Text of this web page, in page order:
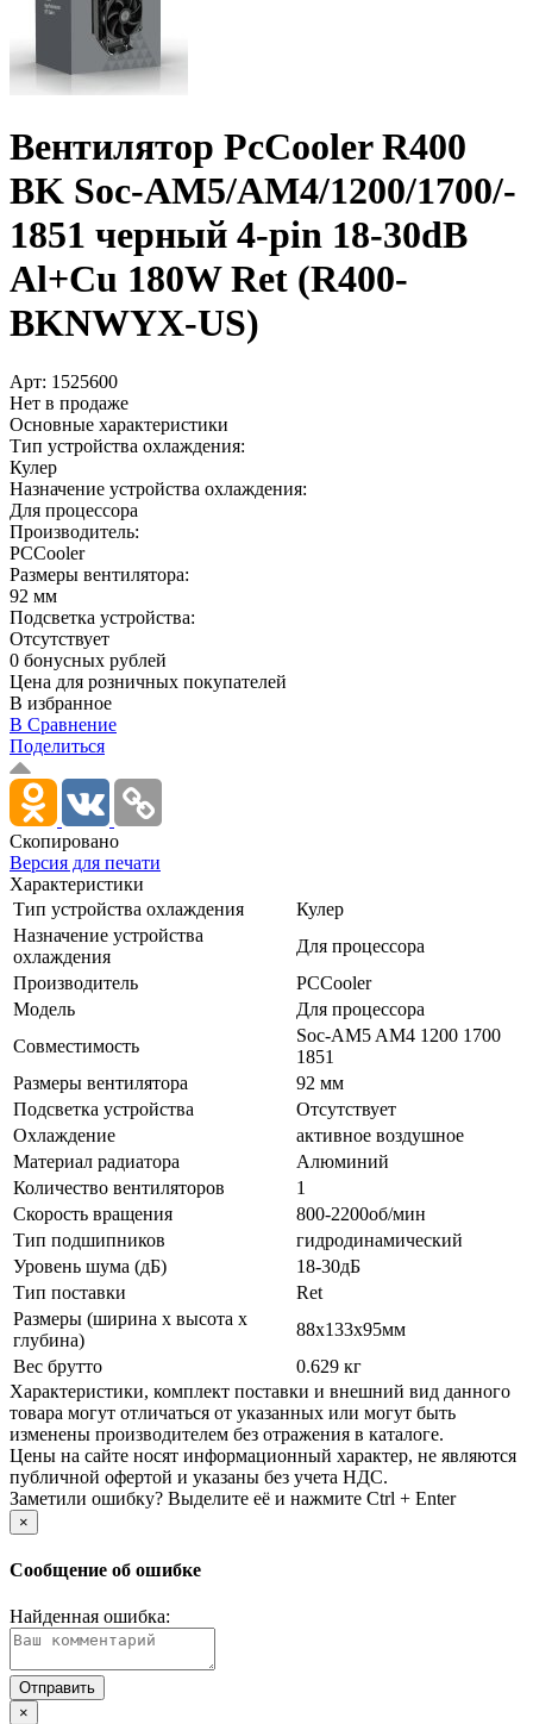
Вентилятор PcCooler R400
BK Soc-AM5/­AM4/­1200/­1700/­
1851 черный 4-pin 18-30dB
Al+­Cu 180W Ret (R400-
BKNWYX-US)
Арт: 1525600
Нет в продаже
Основные характеристики
Тип устройства охлаждения:
Кулер
Назначение устройства охлаждения:
Для процессора
Производитель:
PCCooler
Размеры вентилятора:
92 мм
Подсветка устройства:
Отсутствует
0 бонусных рублей
Цена для розничных покупателей
В избранное
В Сравнение
Поделиться
Скопировано
Версия для печати
Характеристики
Тип устройства охлаждения
Кулер
Назначение устройства
охлаждения
Для процессора
Производитель
PCCooler
Модель
Для процессора
Совместимость
Soc-AM5 AM4 1200 1700
1851
Размеры вентилятора
92 мм
Подсветка устройства
Отсутствует
Охлаждение
активное воздушное
Материал радиатора
Алюминий
Количество вентиляторов
1
Скорость вращения
800-2200об/­мин
Тип подшипников
гидродинамический
Уровень шума (дБ)
18-30дБ
Тип поставки
Ret
Размеры (ширина х высота х
глубина)
88x133x95мм
Вес брутто
0.629 кг
Xарактеристики, комплект поставки и внешний вид данного
товара могут отличаться от указанных или могут быть
изменены производителем без отражения в каталоге.
Цены на сайте носят информационный характер, не являются
публичной офертой и указаны без учета НДС.
Заметили ошибку? Выделите её и нажмите Ctrl + Enter
×
Сообщение об ошибке
Найденная ошибка:
×